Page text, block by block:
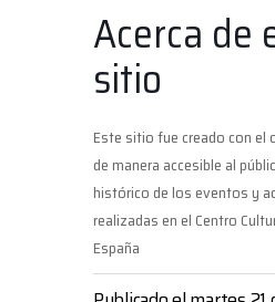
Acerca de
sitio
Este sitio fue creado con el
de manera accesible al
histórico de los eventos y
realizadas en el Centro
España